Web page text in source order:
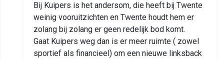
Bij Kuipers is het andersom, die heeft bij Twente
weinig vooruitzichten en Twente houdt hem er
zolang bij zolang er geen redelijk bod komt.
Gaat Kuipers weg dan is er meer ruimte ( zowel
sportief als financieel) om een nieuwe linksback